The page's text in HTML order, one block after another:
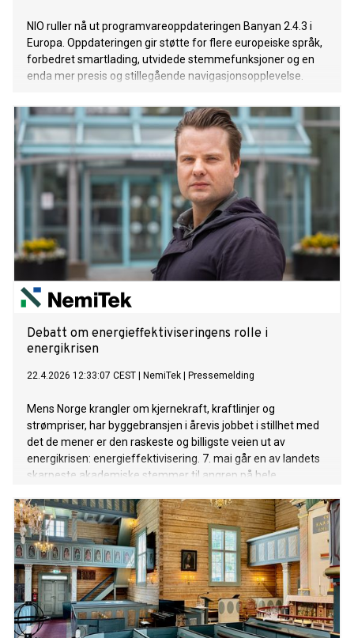
NIO ruller nå ut programvareoppdateringen Banyan 2.4.3 i
Europa. Oppdateringen gir støtte for flere europeiske språk,
forbedret smartlading, utvidede stemmefunksjoner og en
enda mer presis og stillegående navigasjonsopplevelse.
Debatt om energieffektiviseringens rolle i
energikrisen
22.4.2026 12:33:07 CEST NemiTek Pressemelding
Mens Norge krangler om kjernekraft, kraftlinjer og
strømpriser, har byggebransjen i årevis jobbet i stillhet med
det de mener er den raskeste og billigste veien ut av
energikrisen: energieffektivisering. 7. mai går en av landets
skarpeste akademiske stemmer til angrep på hele
scene, på Energiteknisk konferanse 2026 på Sentralen i
Oslo.